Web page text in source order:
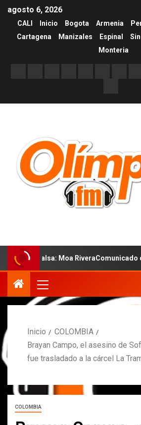
agosto 6, 2026
CALI Inicio Bogota Armenia
Cartagena
Manizales Espinal
Monteria
Moa RiveraComunicado de prensa
Inicio
COLOMBIA
Brayan Campo, el asesino de
fue trasladado a la cárcel La
COLOMBIA